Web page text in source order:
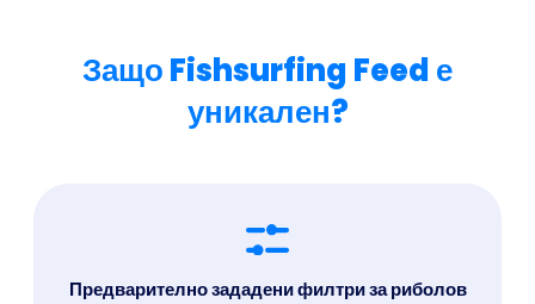
Защо Fishsurfing Feed е
уникален?
Предварително зададени филтри за риболов